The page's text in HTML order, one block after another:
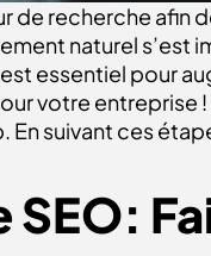
de recherche afin
naturel s’est
essentiel pour
votre entreprise
En suivant ces
SEO: